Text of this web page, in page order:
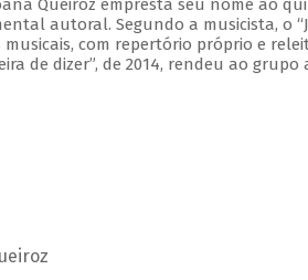
Queiroz empresta seu nome ao
autoral. Segundo a musicista, o
com repertório próprio e
de dizer”, de 2014, rendeu ao grupo